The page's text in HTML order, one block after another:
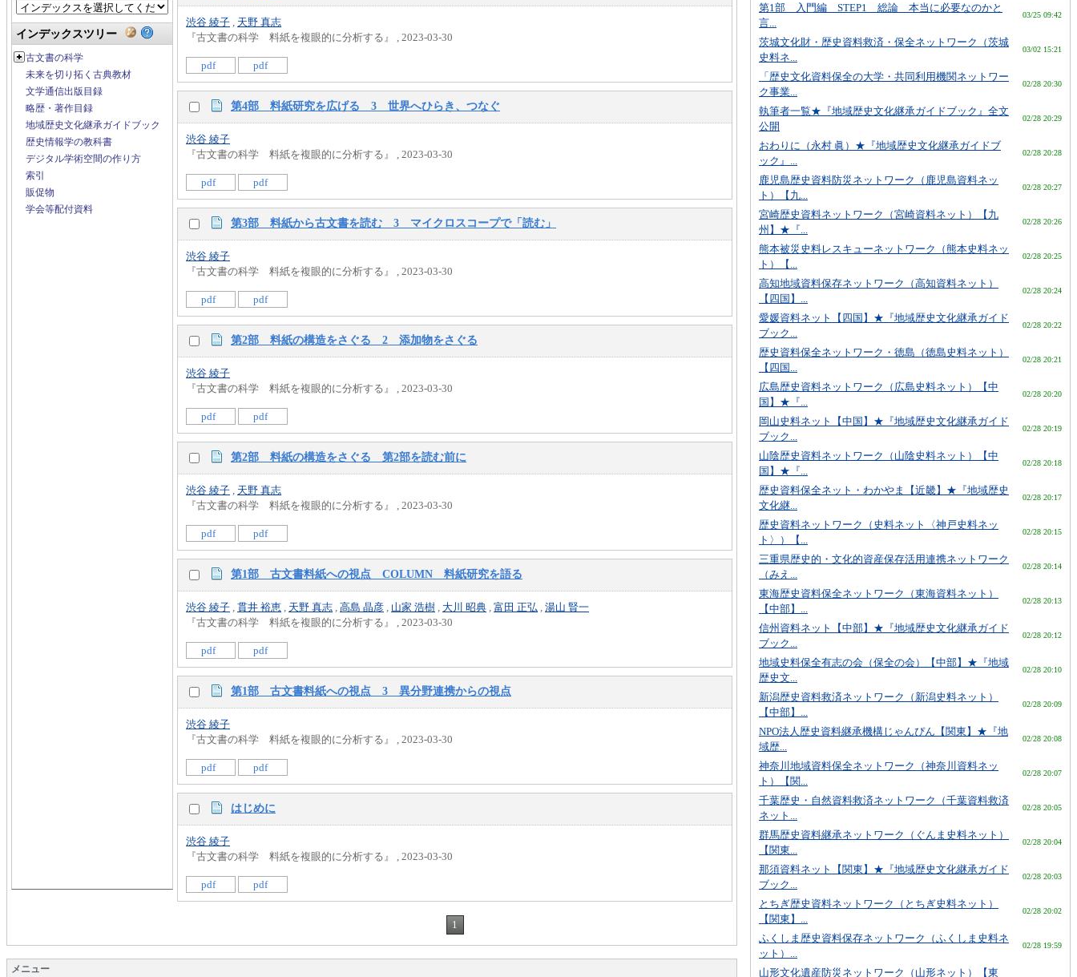
インデックスツリー
古文書の科学
未来を切り拓く古典教材
文学通信出版目録
略歴・著作目録
地域歴史文化継承ガイドブック
歴史情報学の教科書
デジタル学術空間の作り方
索引
販促物
学会等配付資料
渋谷 綾子
天野 真志
『古文書の科学 料紙を複眼的に分析する』 , 2023-03-30
pdf pdf
第4部 料紙研究を広げる 3 世界へひらき、つなぐ
渋谷 綾子
『古文書の科学 料紙を複眼的に分析する』 , 2023-03-30
pdf pdf
第3部 料紙から古文書を読む 3 マイクロスコープで「読む」
渋谷 綾子
『古文書の科学 料紙を複眼的に分析する』 , 2023-03-30
pdf pdf
第2部 料紙の構造をさぐる 2 添加物をさぐる
渋谷 綾子
『古文書の科学 料紙を複眼的に分析する』 , 2023-03-30
pdf pdf
第2部 料紙の構造をさぐる 第2部を読む前に
渋谷 綾子
天野 真志
『古文書の科学 料紙を複眼的に分析する』 , 2023-03-30
pdf pdf
第1部 古文書料紙への視点 COLUMN 料紙研究を語る
渋谷 綾子 貫井 裕恵 天野 真志 高島 晶彦 山家 浩樹 大川 昭典 富田 正弘
湯山 賢一
『古文書の科学 料紙を複眼的に分析する』 , 2023-03-30
pdf pdf
第1部 古文書料紙への視点 3 異分野連携からの視点
渋谷 綾子
『古文書の科学 料紙を複眼的に分析する』 , 2023-03-30
pdf pdf
はじめに
渋谷 綾子
『古文書の科学 料紙を複眼的に分析する』 , 2023-03-30
pdf pdf
1
メニュー
第1部 入門編 STEP1 総論 本当に必要なのかと
言...
03/25 09:42
茨城文化財・歴史資料救済・保全ネットワーク（茨城
史料ネ...
03/02 15:21
「歴史文化資料保全の大学・共同利用機関ネットワー
ク事業...
02/28 20:30
執筆者一覧★『地域歴史文化継承ガイドブック』全文
公開
02/28 20:29
おわりに（永村 眞）★『地域歴史文化継承ガイドブ
ック』...
02/28 20:28
鹿児島歴史資料防災ネットワーク（鹿児島資料ネッ
ト）【九...
02/28 20:27
宮崎歴史資料ネットワーク（宮崎資料ネット）【九
州】★『...
02/28 20:26
熊本被災史料レスキューネットワーク（熊本史料ネッ
ト）【...
02/28 20:25
高知地域資料保存ネットワーク（高知資料ネット）
【四国】...
02/28 20:24
愛媛資料ネット【四国】★『地域歴史文化継承ガイド
ブック...
02/28 20:22
歴史資料保全ネットワーク・徳島（徳島史料ネット）
【四国...
02/28 20:21
広島歴史資料ネットワーク（広島史料ネット）【中
国】★『...
02/28 20:20
岡山史料ネット【中国】★『地域歴史文化継承ガイド
ブック...
02/28 20:19
山陰歴史資料ネットワーク（山陰史料ネット）【中
国】★『...
02/28 20:18
歴史資料保全ネット・わかやま【近畿】★『地域歴史
文化継...
02/28 20:17
歴史資料ネットワーク（史料ネット〈神戸史料ネッ
ト〉）【...
02/28 20:15
三重県歴史的・文化的資産保存活用連携ネットワーク
（みえ...
02/28 20:14
東海歴史資料保全ネットワーク（東海資料ネット）
【中部】...
02/28 20:13
信州資料ネット【中部】★『地域歴史文化継承ガイド
ブック...
02/28 20:12
地域史料保全有志の会（保全の会）【中部】★『地域
歴史文...
02/28 20:10
新潟歴史資料救済ネットワーク（新潟史料ネット）
【中部】...
02/28 20:09
NPO法人歴史資料継承機構じゃんぴん【関東】★『地
域歴...
02/28 20:08
神奈川地域資料保全ネットワーク（神奈川資料ネッ
ト）【関...
02/28 20:07
千葉歴史・自然資料救済ネットワーク（千葉資料救済
ネット...
02/28 20:05
群馬歴史資料継承ネットワーク（ぐんま史料ネット）
【関東...
02/28 20:04
那須資料ネット【関東】★『地域歴史文化継承ガイド
ブック...
02/28 20:03
とちぎ歴史資料ネットワーク（とちぎ史料ネット）
【関東】...
02/28 20:02
ふくしま歴史資料保存ネットワーク（ふくしま史料ネ
ット）...
02/28 19:59
山形文化遺産防災ネットワーク（山形ネット）【東